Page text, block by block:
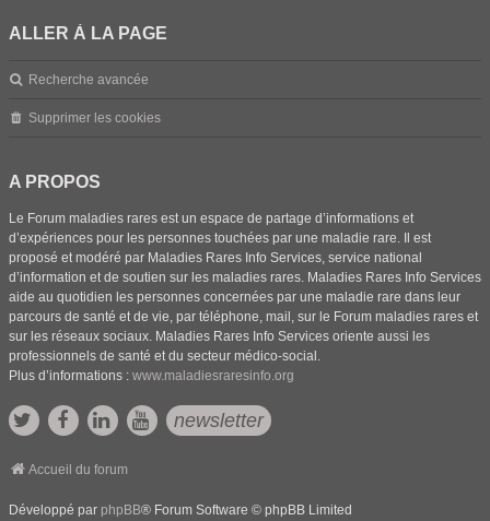
ALLER À LA PAGE
Recherche avancée
Supprimer les cookies
A PROPOS
Le Forum maladies rares est un espace de partage d’informations et
d’expériences pour les personnes touchées par une maladie rare. Il est
proposé et modéré par Maladies Rares Info Services, service national
d’information et de soutien sur les maladies rares. Maladies Rares Info Services
aide au quotidien les personnes concernées par une maladie rare dans leur
parcours de santé et de vie, par téléphone, mail, sur le Forum maladies rares et
sur les réseaux sociaux. Maladies Rares Info Services oriente aussi les
professionnels de santé et du secteur médico-social.
Plus d’informations : www.maladiesraresinfo.org
newsletter
Accueil du forum
Développé par phpBB® Forum Software © phpBB Limited